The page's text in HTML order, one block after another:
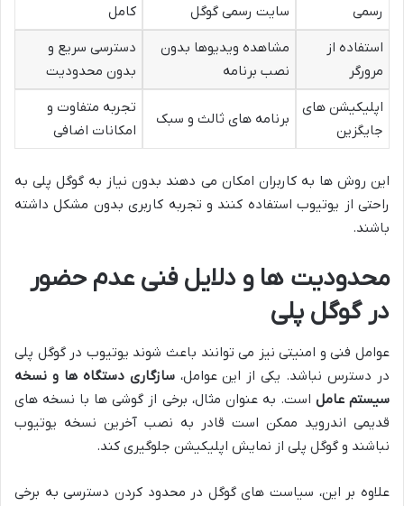
رسمی
سایت رسمی گوگل
کامل
استفاده از
مرورگر
مشاهده ویدیوها بدون
نصب برنامه
دسترسی سریع و
بدون محدودیت
اپلیکیشن های
جایگزین
برنامه های ثالث و سبک
تجربه متفاوت و
امکانات اضافی
این روش ها به کاربران امکان می دهند بدون نیاز به گوگل پلی به
راحتی از یوتیوب استفاده کنند و تجربه کاربری بدون مشکل داشته
باشند.
محدودیت ها و دلایل فنی عدم حضور
در گوگل پلی
عوامل فنی و امنیتی نیز می توانند باعث شوند یوتیوب در گوگل پلی
در دسترس نباشد. یکی از این عوامل،سازگاری دستگاه ها و نسخه
سیستم عامل است. به عنوان مثال، برخی از گوشی ها با نسخه های
قدیمی اندروید ممکن است قادر به نصب آخرین نسخه یوتیوب
نباشند و گوگل پلی از نمایش اپلیکیشن جلوگیری کند.
علاوه بر این، سیاست های گوگل در محدود کردن دسترسی به برخی